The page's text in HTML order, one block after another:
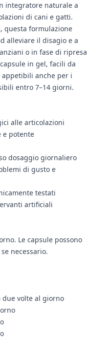
integratore naturale a
di cani e gatti.
questa formulazione
alleviare il disagio e a
o in fase di ripresa
in gel, facili da
anche per i
entro 7–14 giorni.
alle articolazioni
e potente
dosaggio giornaliero
di gusto e
testati
artificiali
Le capsule possono
necessario.
volte al giorno